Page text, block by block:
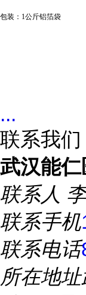
包装： 1公斤铝箔袋
...
联系我们
武汉能仁
联系人
联系手机
联系电话
所在地址